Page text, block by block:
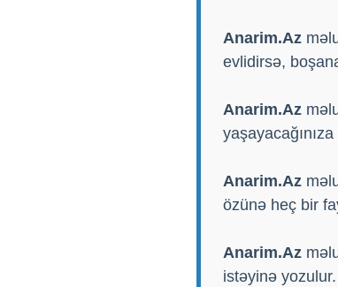
Anarim.Az
evlidirsə,
Anarim.Az
Anarim.Az
özünə heç bir
Anarim.Az
istəyinə